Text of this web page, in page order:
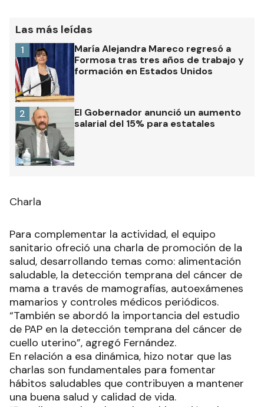
Las más leídas
María Alejandra Mareco regresó a
Formosa tras tres años de trabajo y
formación en Estados Unidos
1
El Gobernador anunció un aumento
salarial del 15% para estatales
2
Charla
Para complementar la actividad, el equipo
sanitario ofreció una charla de promoción de la
salud, desarrollando temas como: alimentación
saludable, la detección temprana del cáncer de
mama a través de mamografías, autoexámenes
mamarios y controles médicos periódicos.
“También se abordó la importancia del estudio
de PAP en la detección temprana del cáncer de
cuello uterino”, agregó Fernández.
En relación a esa dinámica, hizo notar que las
charlas son fundamentales para fomentar
hábitos saludables que contribuyen a mantener
una buena salud y calidad de vida.